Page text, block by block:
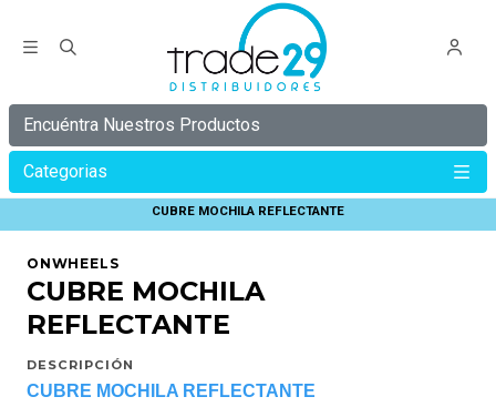
Encuéntra Nuestros Productos
Categorias
Inicio
CUBRE MOCHILA REFLECTANTE
ONWHEELS
CUBRE MOCHILA
REFLECTANTE
DESCRIPCIÓN
CUBRE MOCHILA REFLECTANTE